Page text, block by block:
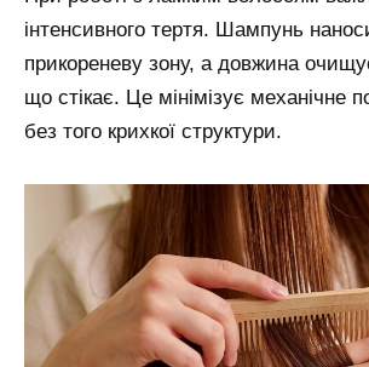
інтенсивного тертя. Шампунь
прикореневу зону, а довжина
що стікає. Це мінімізує механічне
без того крихкої структури.